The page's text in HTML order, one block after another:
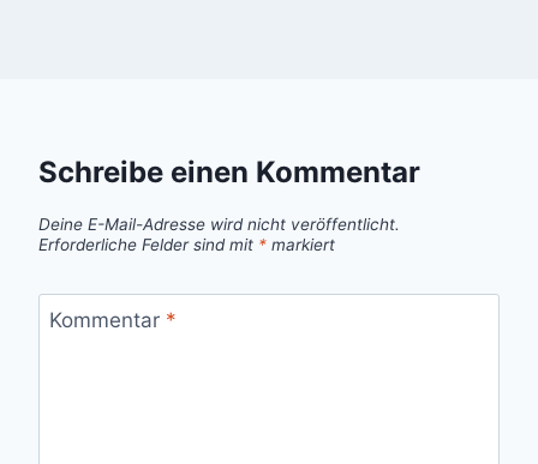
Schreibe einen Kommentar
Deine E-Mail-Adresse wird nicht veröffentlicht.
Erforderliche Felder sind mit * markiert
Kommentar *